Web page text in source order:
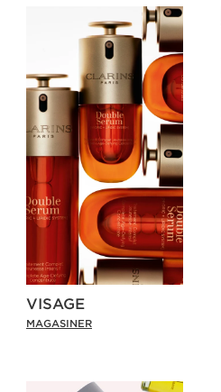
VISAGE
MAGASINER